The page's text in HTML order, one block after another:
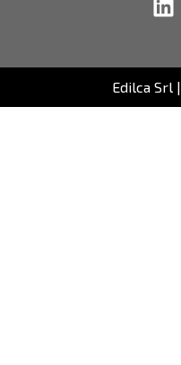
Edilca Srl |